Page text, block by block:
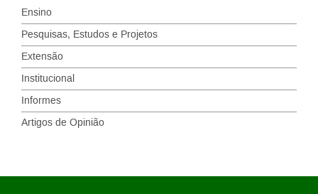
Ensino
Pesquisas, Estudos e Projetos
Extensão
Institucional
Informes
Artigos de Opinião